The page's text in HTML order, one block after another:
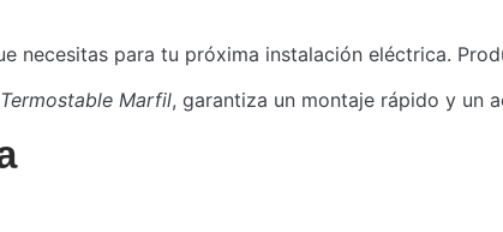
necesitas para tu próxima instalación eléctrica.
Marfil, garantiza un montaje rápido y un